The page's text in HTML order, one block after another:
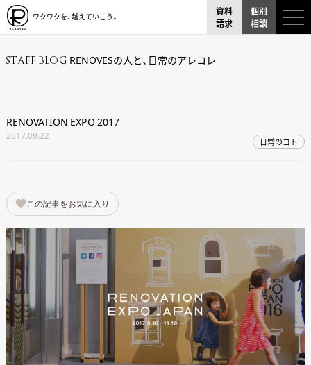
ワクワクを、越えていこう。
資料
請求
個別
相談
STAFF BLOG RENOVESの人と、日常のアレコレ
RENOVATION EXPO 2017
2017.09.22
日常のコト
この記事をお気に入り